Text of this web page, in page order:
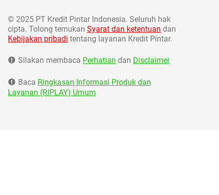
© 2025 PT Kredit Pintar Indonesia. Seluruh hak
cipta. Tolong temukan Syarat dan ketentuan dan
Kebijakan pribadi tentang layanan Kredit Pintar.
Silakan membaca Perhatian dan Disclaimer
Baca Ringkasan Informasi Produk dan
Layanan (RIPLAY) Umum